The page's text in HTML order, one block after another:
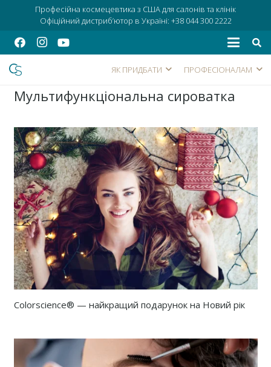
ЯК ПРИДБАТИ ПРОФЕСІОНАЛАМ
Професійна космецевтика з США для салонів та клінік
Офіційний дистриб’ютор в Україні: +38 044 300 2222
Мультифункціональна сироватка
Colorscience® — найкращий подарунок на Новий рік